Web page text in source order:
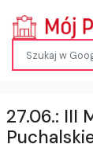
27.06.: III